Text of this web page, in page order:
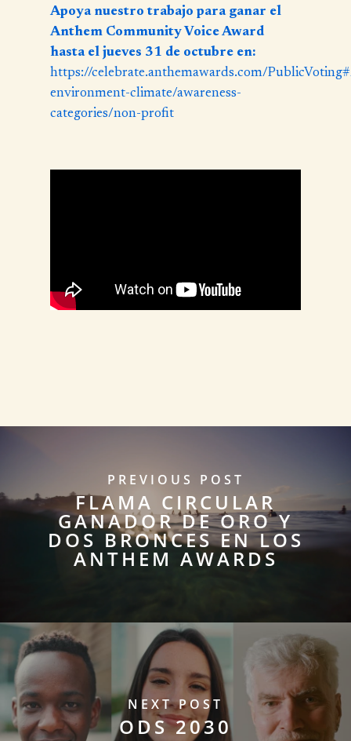
Apoya nuestro trabajo para ganar el
Anthem Community Voice Award
hasta el jueves 31 de octubre en:
https://celebrate.anthemawards.com/
environment-climate/awareness-
categories/non-profit
PREVIOUS POST
FLAMA CIRCULAR
GANADOR DE ORO Y
DOS BRONCES EN LOS
ANTHEM AWARDS
NEXT POST
ODS 2030